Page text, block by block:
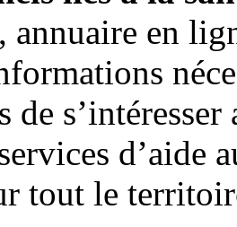
annuaire en
de
d’aide
tout le